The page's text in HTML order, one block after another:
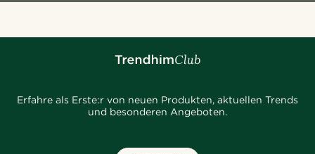
Erfahre als Erste:r von neuen Produkten, aktuellen Trends
und besonderen Angeboten.